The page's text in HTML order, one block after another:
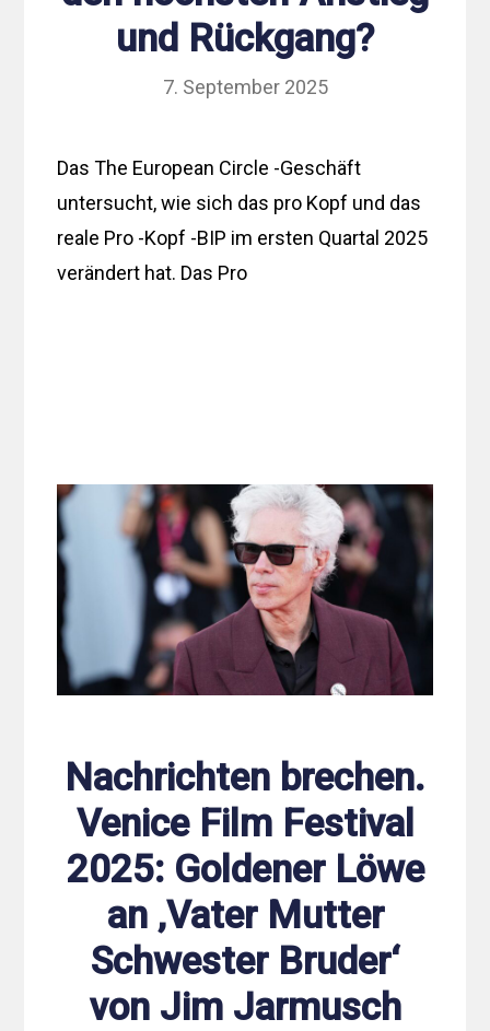
und Rückgang?
7. September 2025
Das The European Circle -Geschäft
untersucht, wie sich das pro Kopf und das
reale Pro -Kopf -BIP im ersten Quartal 2025
verändert hat. Das Pro
Nachrichten brechen.
Venice Film Festival
2025: Goldener Löwe
an ‚Vater Mutter
Schwester Bruder‘
von Jim Jarmusch